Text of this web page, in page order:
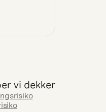
vi dekker